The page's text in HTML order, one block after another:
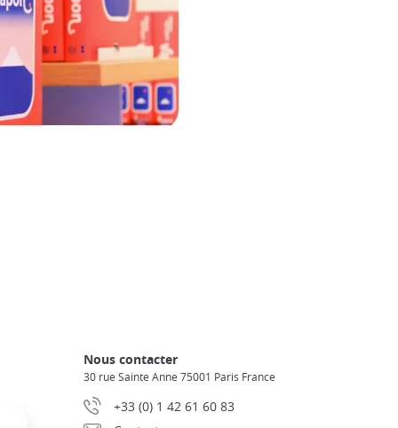
Nous contacter
30 rue Sainte Anne 75001 Paris France
+33 (0) 1 42 61 60 83